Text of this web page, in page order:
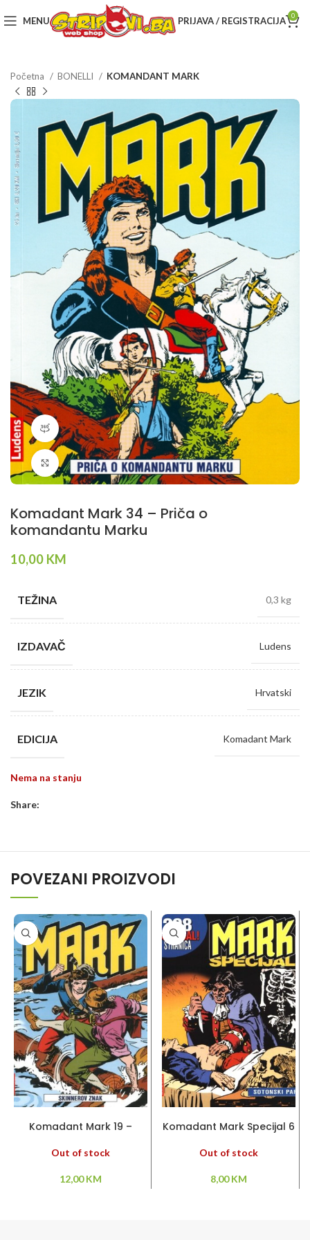
MENU PRIJAVA / REGISTRACIJA 0
Početna BONELLI KOMANDANT MARK
360 product view
Klikni da povečaš
Komadant Mark 34 – Priča o
komandantu Marku
10,00 KM
TEŽINA 0,3 kg
IZDAVAČ Ludens
JEZIK Hrvatski
EDICIJA Komadant Mark
Nema na stanju
Share:
POVEZANI PROIZVODI
Komadant Mark 19 –
Out of stock
12,00KM
Komadant Mark Specijal 6
Out of stock
8,00KM